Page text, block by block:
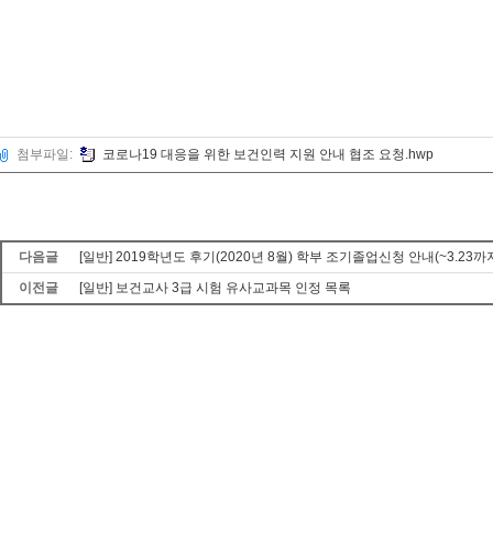
첨부파일: 코로나19 대응을 위한 보건인력 지원 안내 협조 요청.hwp
다음글
[일반] 2019학년도 후기(2020년 8월) 학부 조기졸업신청 안내(~3.23까
이전글
[일반] 보건교사 3급 시험 유사교과목 인정 목록